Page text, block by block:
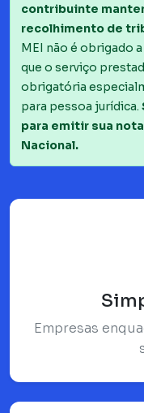
contribuinte
recolhimento de
MEI não é obrigado
que o serviço
obrigatória
para pessoa jurídica.
para emitir sua
Nacional.
Empresas